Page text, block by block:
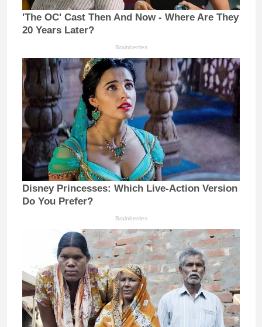
'The OC' Cast Then And Now - Where Are They
20 Years Later?
Brainberries
Disney Princesses: Which Live-Action Version
Do You Prefer?
Brainberries